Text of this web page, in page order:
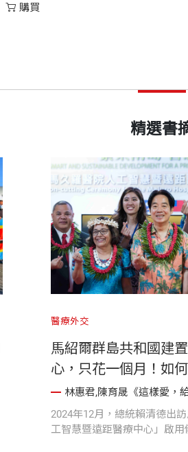
購買
精選書
醫療外交
馬紹爾群島共和國建
心，只花一個月！如
林惠君,陳育晟《這樣愛，
2024年12月，總統賴清德出
工智慧暨遠距醫療中心」啟用